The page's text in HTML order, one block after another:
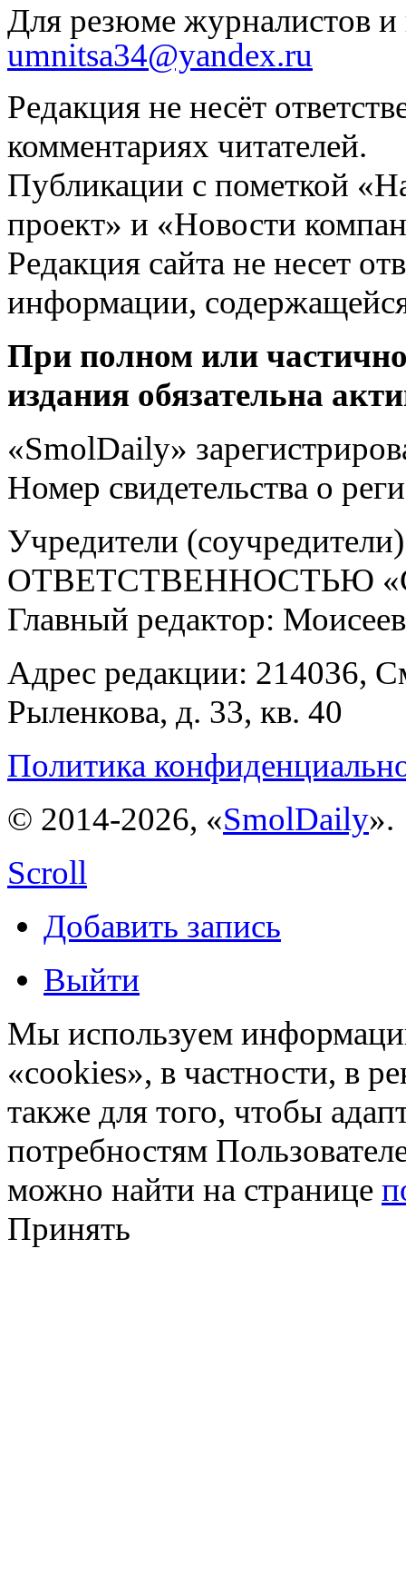
Для резюме журналистов и
umnitsa34@yandex.ru
Редакция не несёт
комментариях читателей.
Публикации с пометкой
проект» и «Новости
Редакция сайта не несет
информации,
При полном или
издания обязательна
«SmolDaily»
Номер свидетельства о
Учредители
ОТВЕТСТВЕННОСТЬЮ
Главный редактор:
Адрес редакции: 214036,
Рыленкова, д. 33, кв. 40
Политика
© 2014-2026, «SmolDaily».
Scroll
Добавить запись
Выйти
Мы используем
«cookies», в частности, в
также для того, чтобы
потребностям
можно найти на странице
Принять